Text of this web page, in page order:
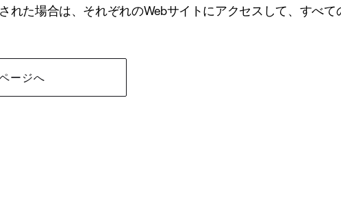
れた場合は、それぞれのWebサイトにアクセスして、すべ
ージへ